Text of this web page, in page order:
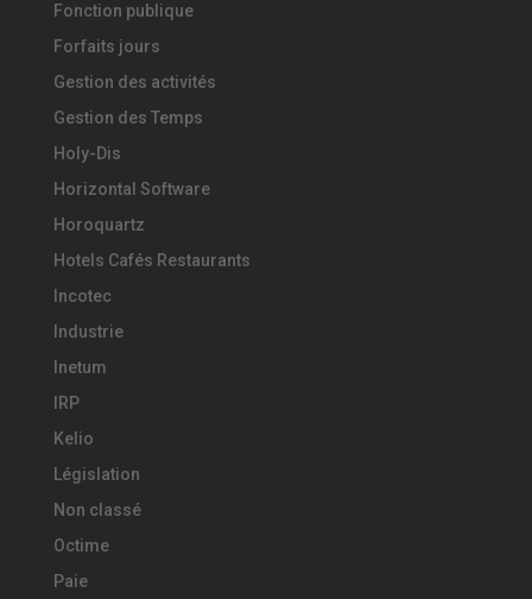
Fonction publique
Forfaits jours
Gestion des activités
Gestion des Temps
Holy-Dis
Horizontal Software
Horoquartz
Hotels Cafés Restaurants
Incotec
Industrie
Inetum
IRP
Kelio
Législation
Non classé
Octime
Paie